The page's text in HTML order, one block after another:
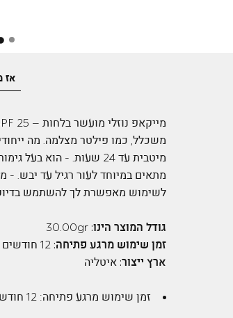
אז
משכלל, כמו פילטר מצלמה. מה
מיטבית עד 24 שעות. -
לשימוש מאפשרת לך להשתמש בדיוק
גודל המוצר הינו:30.00gr
זמן שימוש מרגע פתיחה: 12 חודשים
ארץ ייצור:איטליה
זמן שימוש מרגע פתיחה: 12 חודשים